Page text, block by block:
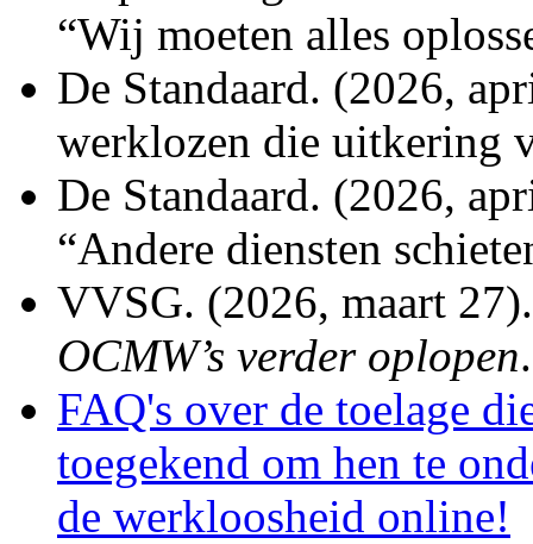
“Wij moeten alles
De Standaard. (2026,
werklozen die uitkering
De Standaard. (2026,
“Andere diensten
VVSG. (2026, maart
OCMW’s verder oplopen.
FAQ's over de toelage
toegekend om hen te
de werkloosheid online!